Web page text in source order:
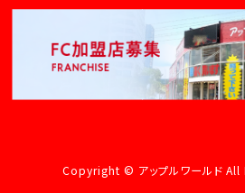
Copyright © アップルワールド